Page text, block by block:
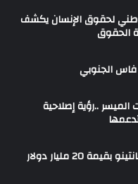
لحقوق الإنسان يكشف
الحقوق
الجنوبي
..رؤية إصلاحية
مليار دولار